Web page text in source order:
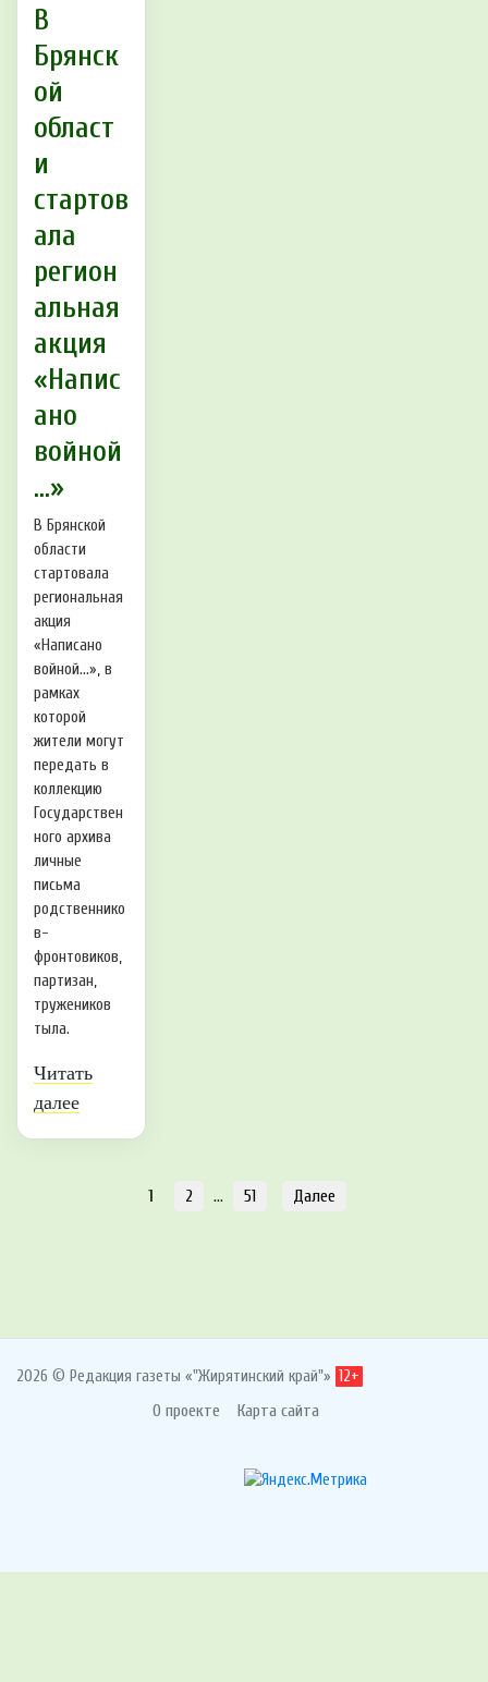
В
Брянск
ой
област
и
стартов
ала
регион
альная
акция
«Напис
ано
войной
…»
В Брянской
области
стартовала
региональная
акция
«Написано
войной…», в
рамках
которой
жители могут
передать в
коллекцию
Государствен
ного архива
личные
письма
родственнико
в-
фронтовиков,
партизан,
тружеников
тыла.
Читать
далее
1 2 … 51 Далее
2026 © Редакция газеты «"Жирятинский край"» 12+
О проекте Карта сайта